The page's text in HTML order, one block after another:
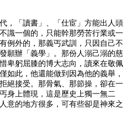
，「讀書」、「仕宦」方能出人頭
識一個的，只能幹那勞苦行業或一
例外的，那義丐武訓，只因自己不
願辦「義學」。那份人溺己溺的慈
卑躬屈膝的博大志向，讀來在敬佩
如此，他還能做到因為他的義舉，
絕接受。那骨氣、那節操，卻在一
身上體現，這是歷史上獨一無二
意的地方很多，可有些卻是神來之